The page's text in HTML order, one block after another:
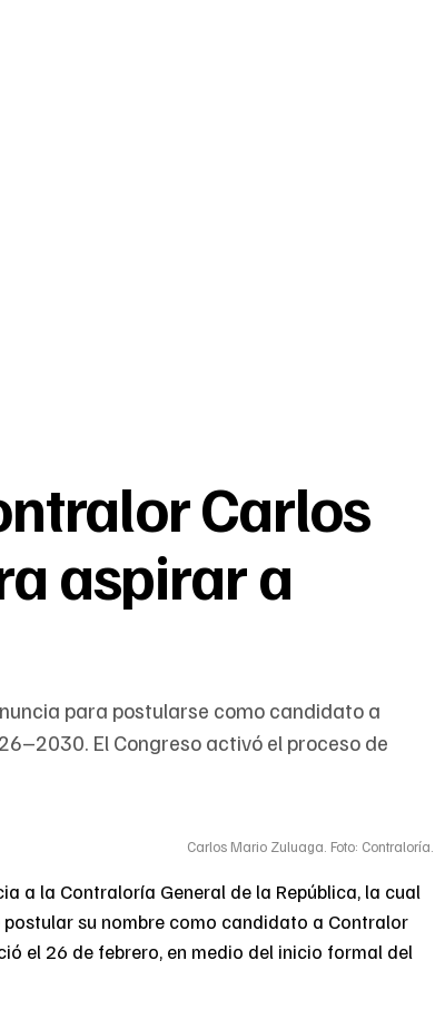
Carlos
aspirar a
para postularse como candidato a
El Congreso activó el proceso de
Carlos Mario Zuluaga. Foto: Contraloría.
a la Contraloría General de la República, la cual
su nombre como candidato a Contralor
el 26 de febrero, en medio del inicio formal del